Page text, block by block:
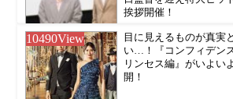
挨拶開催！
10490View
目に見えるものが真実
い…！『コンフィデン
リンセス編』がいよい
開！